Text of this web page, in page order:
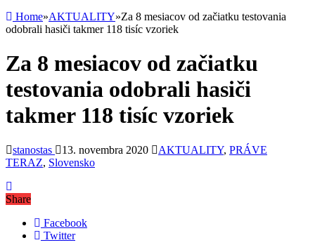
Home»AKTUALITY»Za 8 mesiacov od začiatku testovania
odobrali hasiči takmer 118 tisíc vzoriek
Za 8 mesiacov od začiatku
testovania odobrali hasiči
takmer 118 tisíc vzoriek
stanostas 13. novembra 2020 AKTUALITY, PRÁVE
TERAZ, Slovensko
Share
Facebook
Twitter